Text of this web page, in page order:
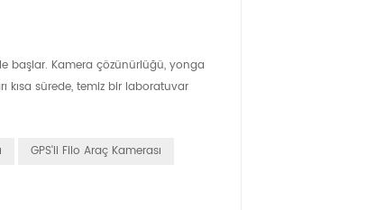
başlar. Kamera çözünürlüğü, yonga
kısa sürede, temiz bir laboratuvar
GPS'li Filo Araç Kamerası